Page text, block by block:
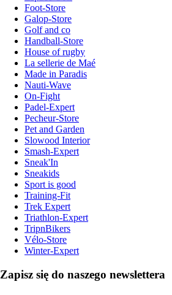
Foot-Store
Galop-Store
Golf and co
Handball-Store
House of rugby
La sellerie de Maé
Made in Paradis
Nauti-Wave
On-Fight
Padel-Expert
Pecheur-Store
Pet and Garden
Slowood Interior
Smash-Expert
Sneak'In
Sneakids
Sport is good
Training-Fit
Trek Expert
Triathlon-Expert
TripnBikers
Vélo-Store
Winter-Expert
Zapisz się do naszego newslettera